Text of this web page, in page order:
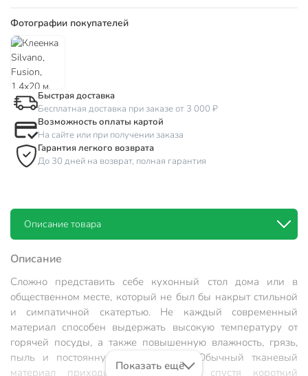
Фотографии покупателей
Быстрая доставка
Бесплатная доставка при заказе от 3 000 ₽
Возможность оплаты картой
На сайте или при получении заказа
Гарантия легкого возврата
До 30 дней на возврат, полная гарантия
Описание товара
Описание
Сложно представить себе кухонный стол дома или в
общественном месте, который не был бы накрыт стильной
и симпатичной скатертью. Не каждый современный
материал способен выдержать высокую температуру от
горячей посуды, а также повышенную влажность, грязь,
пыль и постоянную эксплуатацию. Обычный тканевый
материал приходит в негодность, спустя короткий
Показать ещё